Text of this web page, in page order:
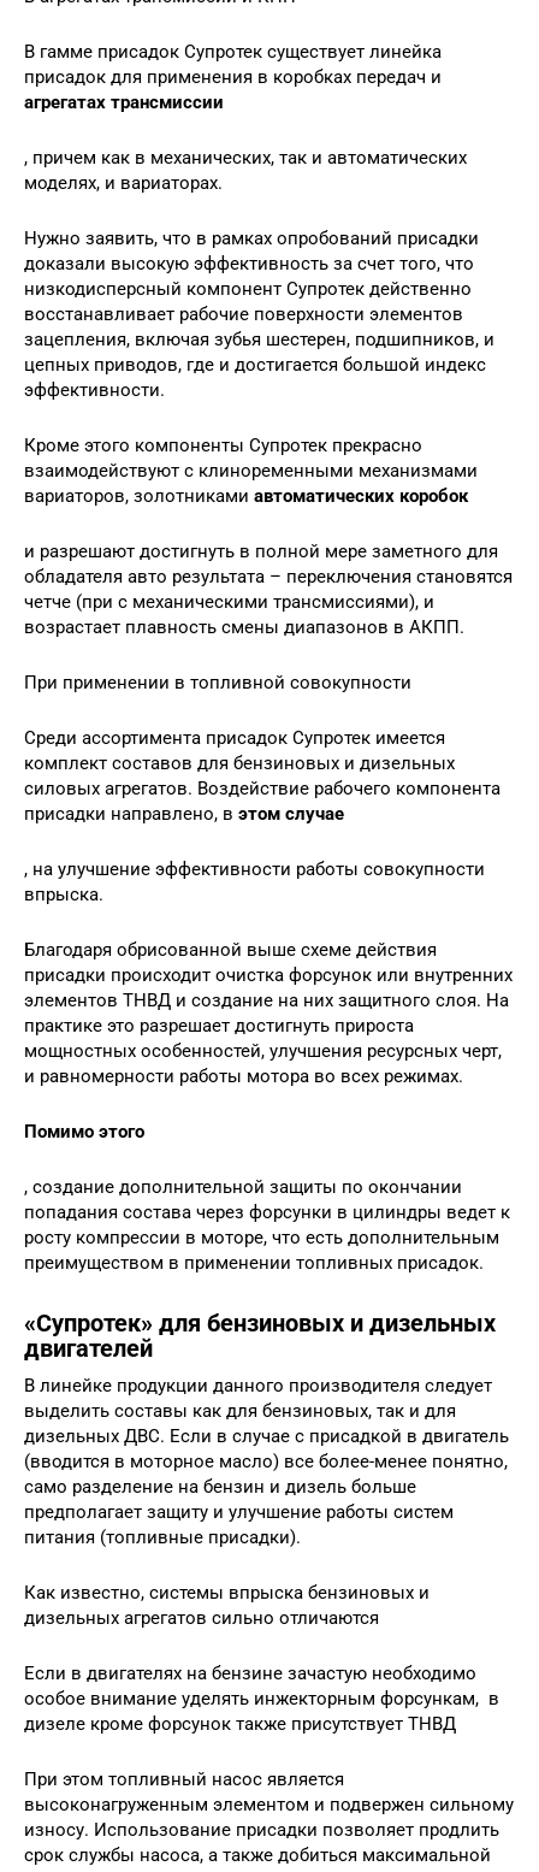
В гамме присадок Супротек существует линейка
присадок для применения в коробках передач и
агрегатах трансмиссии
, причем как в механических, так и автоматических
моделях, и вариаторах.
Нужно заявить, что в рамках опробований присадки
доказали высокую эффективность за счет того, что
низкодисперсный компонент Супротек действенно
восстанавливает рабочие поверхности элементов
зацепления, включая зубья шестерен, подшипников, и
цепных приводов, где и достигается большой индекс
эффективности.
Кроме этого компоненты Супротек прекрасно
взаимодействуют с клиноременными механизмами
вариаторов, золотниками автоматических коробок
и разрешают достигнуть в полной мере заметного для
обладателя авто результата – переключения становятся
четче (при с механическими трансмиссиями), и
возрастает плавность смены диапазонов в АКПП.
При применении в топливной совокупности
Среди ассортимента присадок Супротек имеется
комплект составов для бензиновых и дизельных
силовых агрегатов. Воздействие рабочего компонента
присадки направлено, в этом случае
, на улучшение эффективности работы совокупности
впрыска.
Благодаря обрисованной выше схеме действия
присадки происходит очистка форсунок или внутренних
элементов ТНВД и создание на них защитного слоя. На
практике это разрешает достигнуть прироста
мощностных особенностей, улучшения ресурсных черт,
и равномерности работы мотора во всех режимах.
Помимо этого
, создание дополнительной защиты по окончании
попадания состава через форсунки в цилиндры ведет к
росту компрессии в моторе, что есть дополнительным
преимуществом в применении топливных присадок.
«Супротек» для бензиновых и дизельных
двигателей
В линейке продукции данного производителя следует
выделить составы как для бензиновых, так и для
дизельных ДВС. Если в случае с присадкой в двигатель
(вводится в моторное масло) все более-менее понятно,
само разделение на бензин и дизель больше
предполагает защиту и улучшение работы систем
питания (топливные присадки).
Как известно, системы впрыска бензиновых и
дизельных агрегатов сильно отличаются
Если в двигателях на бензине зачастую необходимо
особое внимание уделять инжекторным форсункам, в
дизеле кроме форсунок также присутствует ТНВД
При этом топливный насос является
высоконагруженным элементом и подвержен сильному
износу. Использование присадки позволяет продлить
срок службы насоса, а также добиться максимальной